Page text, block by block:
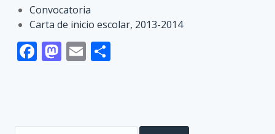
Convocatoria
Carta de inicio escolar, 2013-2014
F M E